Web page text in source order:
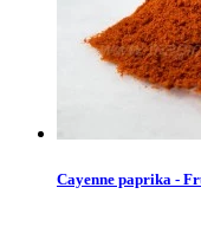
Cayenne paprika -